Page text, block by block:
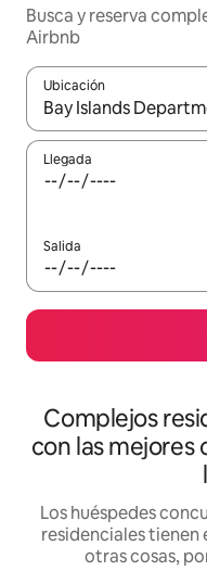
Busca y reserva
Airbnb
Ubicación
Cuando los resultados
Llegada
Salida
Complejos
con las mejores
Los huéspedes
residenciales tienen
otras cosas,